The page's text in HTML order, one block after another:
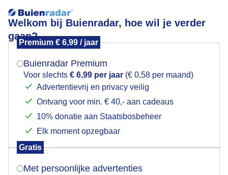
Welkom bij Buienradar, hoe wil je verder
gaan?
Premium € 6,99 / jaar
Buienradar Premium
Voor slechts € 6,99 per jaar (€ 0,58 per maand)
Advertentievrij en privacy veilig
Ontvang voor min. € 40,- aan cadeaus
10% donatie aan Staatsbosbeheer
Elk moment opzegbaar
Gratis
Met persoonlijke advertenties
Zon en wolken.
Mogen we je locatie gebruiken voor het
Indien je hier nog geen akkoord op hebt gegeven,
verschijnt er zo een pop-up uit je browser waarin
Is goed, toon de popup